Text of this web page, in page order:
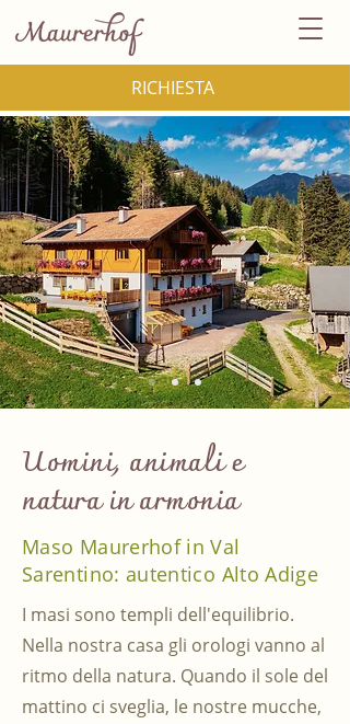
RICHIESTA
Uomini, animali e
natura in armonia
Maso Maurerhof in Val
Sarentino: autentico Alto Adige
I masi sono templi dell'equilibrio.
Nella nostra casa gli orologi vanno al
ritmo della natura. Quando il sole del
mattino ci sveglia, le nostre mucche,